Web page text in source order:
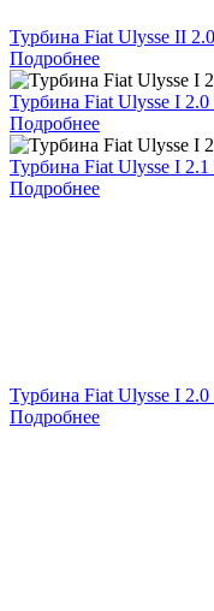
Турбина Fiat Ulysse II
Подробнее
Турбина Fiat Ulysse I
Подробнее
Турбина Fiat Ulysse I
Подробнее
Турбина Fiat Ulysse I
Подробнее